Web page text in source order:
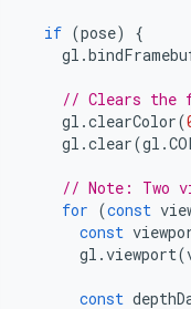
if (pose)
{
gl .
// Clears the
gl .clearColor(
gl .clear(gl .
// Note: Two
for (const
const
gl .viewport(
const